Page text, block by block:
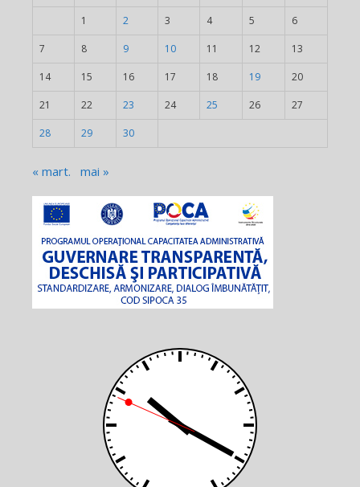
1 2 3 4 5 6
7 8 9 10 11 12 13
14 15 16 17 18 19 20
21 22 23 24 25 26 27
28 29 30
« mart. mai »